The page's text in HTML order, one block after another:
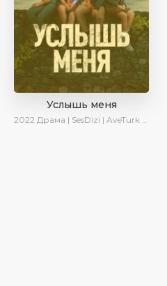
Услышь меня
2022 Драма | SesDizi | AveTurk | Turok1990